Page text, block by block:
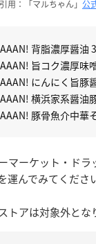
引用：「マルちゃん」 公
背脂濃厚醤油
旨コク濃厚味
にんにく旨豚
横浜家系醤油
豚骨魚介中華
マーケット・ドラ
運んでみてくださ
アは対象外とな